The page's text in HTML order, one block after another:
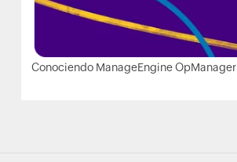
Conociendo ManageEngine OpManager